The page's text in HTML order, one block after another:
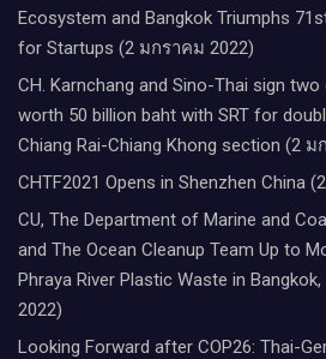
Ecosystem and Bangkok Triumphs
for Startups (2 มกราคม 2022)
CH. Karnchang and Sino-Thai sign
worth 50 billion baht with SRT for
Chiang Rai-Chiang Khong section (2 ม
CHTF2021 Opens in Shenzhen China
CU, The Department of Marine and
and The Ocean Cleanup Team Up to
Phraya River Plastic Waste in
2022)
Looking Forward after COP26: Thai-